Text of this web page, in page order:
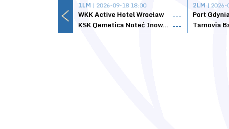
1LM | 2026-09-18 18:00
WKK Active Hotel Wrocław
---
KSK Qemetica Noteć Inowrocław ---
2LM |
Port